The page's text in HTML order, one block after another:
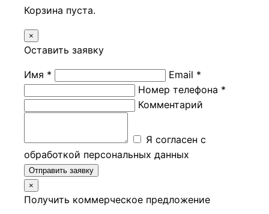
Корзина пуста.
×
Оставить заявку
Имя *
Email *
Номер телефона *
Комментарий
Я согласен с
обработкой персональных данных
Отправить заявку
×
Получить коммерческое предложение